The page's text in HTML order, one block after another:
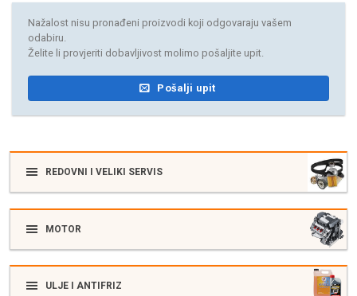
Nažalost nisu pronađeni proizvodi koji odgovaraju vašem
odabiru.
Želite li provjeriti dobavljivost molimo pošaljite upit.
Pošalji upit
REDOVNI I VELIKI SERVIS
MOTOR
ULJE I ANTIFRIZ